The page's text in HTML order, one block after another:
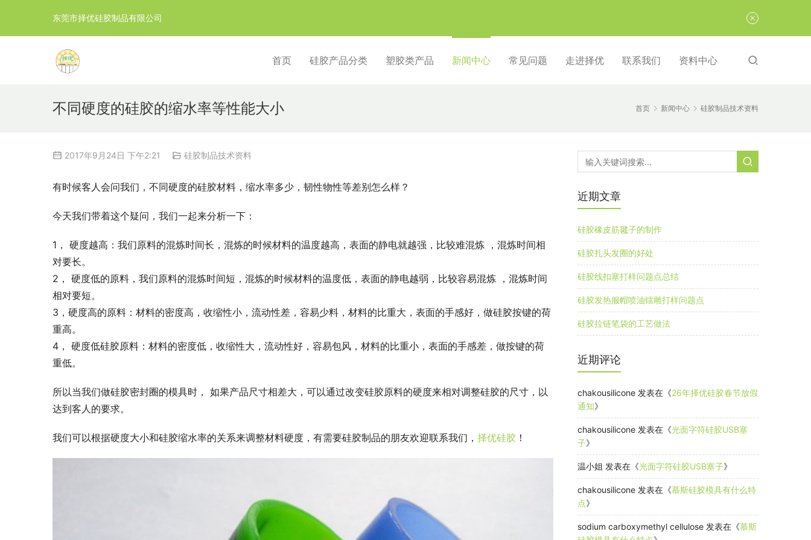
首页 硅胶产品分类 塑胶类产品 新闻中心 常见问题 走进择优 联系我们 资料中心
首页 新闻中心 硅胶制品技术资料
不同硬度的硅胶的缩水率等性能大小
2017年9月24日 下午2:21 硅胶制品技术资料
有时候客人会问我们，不同硬度的硅胶材料，缩水率多少，韧性物性等差别怎么样？
今天我们带着这个疑问，我们一起来分析一下：
1， 硬度越高：我们原料的混炼时间长，混炼的时候材料的温度越高，表面的静电就越强，比较难混炼 ，混炼时间相
对要长。
2， 硬度低的原料，我们原料的混炼时间短，混炼的时候材料的温度低，表面的静电越弱，比较容易混炼 ，混炼时间
相对要短。
3，硬度高的原料：材料的密度高，收缩性小，流动性差，容易少料，材料的比重大，表面的手感好，做硅胶按键的荷
重高。
4， 硬度低硅胶原料：材料的密度低，收缩性大，流动性好，容易包风，材料的比重小，表面的手感差，做按键的荷
重低。
所以当我们做硅胶密封圈的模具时， 如果产品尺寸相差大，可以通过改变硅胶原料的硬度来相对调整硅胶的尺寸，以
达到客人的要求。
我们可以根据硬度大小和硅胶缩水率的关系来调整材料硬度，有需要硅胶制品的朋友欢迎联系我们， 择优硅胶 ！
近期文章
硅胶橡皮筋毽子的制作
硅胶扎头发圈的好处
硅胶线扣塞打样问题点总结
硅胶发热服帽喷油镭雕打样问题点
硅胶拉链笔袋的工艺做法
近期评论
chakousilicone 发表在《26年择优硅胶春节放假
通知》
chakousilicone 发表在《光面字符硅胶USB塞
子》
温小姐 发表在《光面字符硅胶USB塞子》
chakousilicone 发表在《慕斯硅胶模具有什么特
点》
sodium carboxymethyl cellulose 发表在《慕斯
东莞市择优硅胶制品有限公司